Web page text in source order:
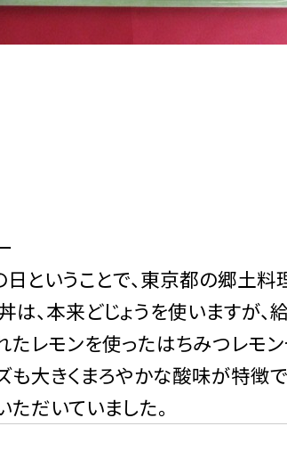
ということで、東京都の郷土
は、本来どじょうを使いますが、
レモンを使ったはちみつレモン
も大きくまろやかな酸味が特徴
ただいていました。